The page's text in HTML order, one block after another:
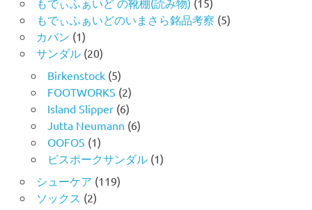
もでぃふぁいどのいまさら銘品考察 (5)
カバン (1)
サンダル(20)
Birkenstock(5)
FOOTWORKS (2)
Island Slipper(6)
Jutta Neumann (6)
OOFOS (1)
ビスポークサンダル(1)
シューケア (119)
ソックス (2)